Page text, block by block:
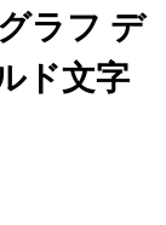
ラフ デ
ド文字